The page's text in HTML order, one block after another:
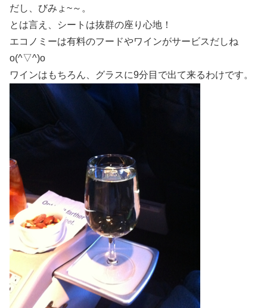
だし、びみょ~～。
とは言え、シートは抜群の座り心地！
エコノミーは有料のフードやワインがサービスだしね
o(^▽^)o
ワインはもちろん、グラスに9分目で出て来るわけです。